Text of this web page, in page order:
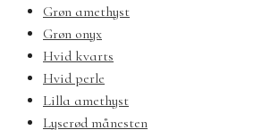
Grøn amethyst
Grøn onyx
Hvid kvarts
Hvid perle
Lilla amethyst
Lyserød månesten